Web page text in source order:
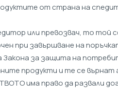
от страна на
или превозвач, то той
при завършване на
Закона за защита на
продукти и те се
има право да развали